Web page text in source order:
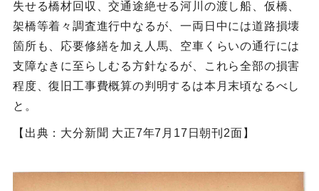
失せる橋材回収、交通途絶せる河川の渡し船、仮橋、
架橋等着々調査進行中なるが、一両日中には道路損壊
箇所も、応要修繕を加え人馬、空車くらいの通行には
支障なきに至らしむる方針なるが、これら全部の損害
程度、復旧工事費概算の判明するは本月末頃なるべし
と。
【出典：大分新聞 大正7年7月17日朝刊2面】